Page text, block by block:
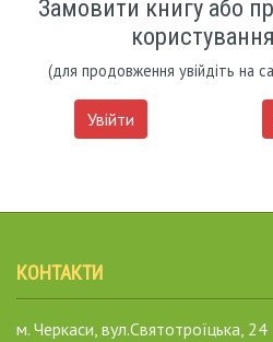
Замовити книгу або
(для продовження увійдіть на
Увійти
КОНТАКТИ
м. Черкаси, вул.Святотроїцька, 24